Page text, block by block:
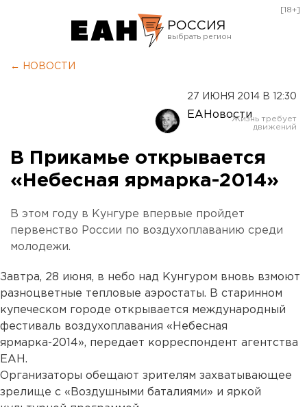
РОССИЯ
Оренбург
[18+]
← НОВОСТИ
27 ИЮНЯ 2014 В 12:30
ЕАНовости
В Прикамье открывается
«Небесная ярмарка-2014»
В этом году в Кунгуре впервые пройдет
первенство России по воздухоплаванию среди
молодежи.
Завтра, 28 июня, в небо над Кунгуром вновь взмоют
разноцветные тепловые аэростаты. В старинном
купеческом городе открывается международный
фестиваль воздухоплавания «Небесная
ярмарка-2014», передает корреспондент агентства
ЕАН.
Организаторы обещают зрителям захватывающее
зрелище с «Воздушными баталиями» и яркой